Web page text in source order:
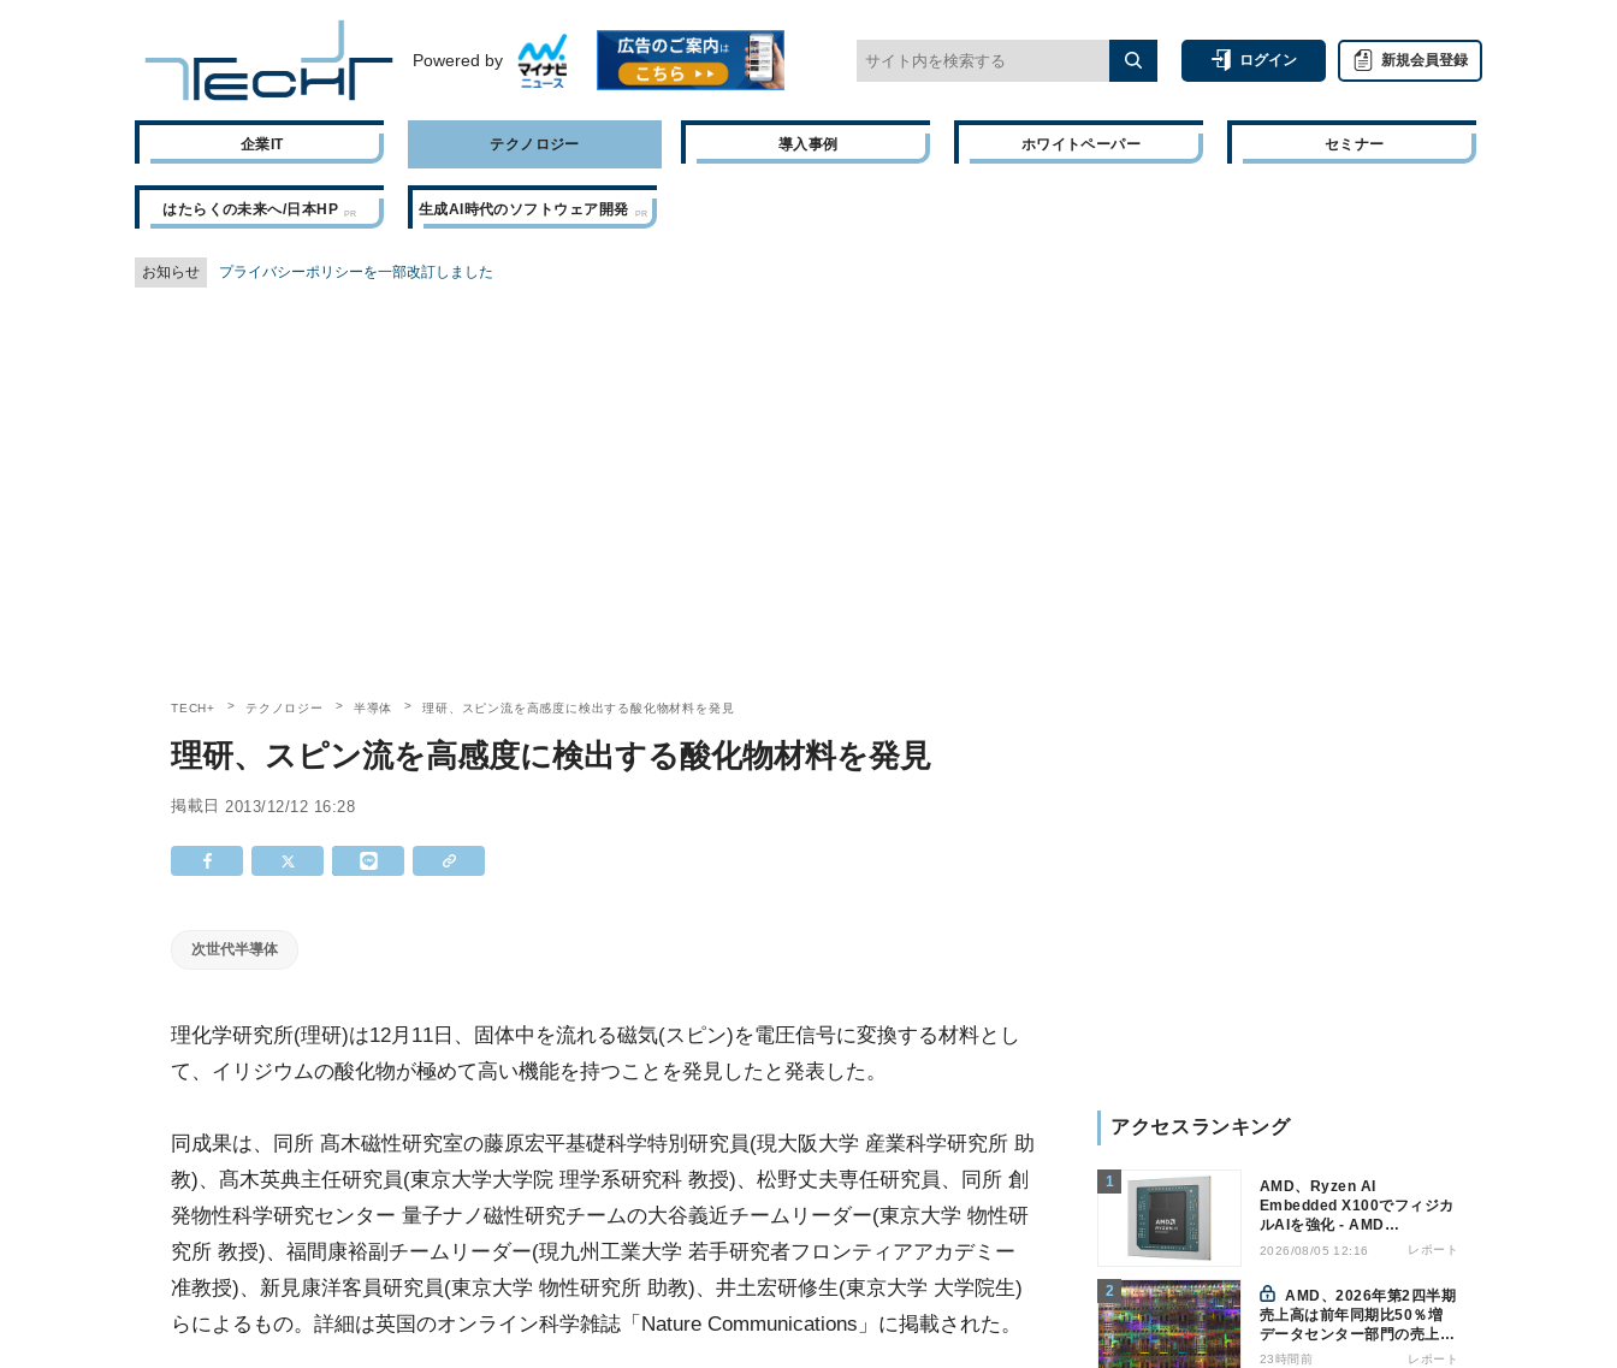
Powered by ログイン 新規会員登録
企業IT テクノロジー 導入事例 ホワイトペーパー セミナー
はたらくの未来へ/日本HP 生成AI時代のソフトウェア開発
お知らせ プライバシーポリシーを一部改訂しました
TECH+ テクノロジー 半導体 理研、スピン流を高感度に検出する酸化物材料を発見
理研、スピン流を高感度に検出する酸化物材料を発見
掲載日 2013/12/12 16:28
次世代半導体
理化学研究所(理研)は12月11日、固体中を流れる磁気(スピン)を電圧信号に変換する材料とし
て、イリジウムの酸化物が極めて高い機能を持つことを発見したと発表した。
同成果は、同所 髙木磁性研究室の藤原宏平基礎科学特別研究員(現大阪大学 産業科学研究所 助
教)、髙木英典主任研究員(東京大学大学院 理学系研究科 教授)、松野丈夫専任研究員、同所 創
発物性科学研究センター 量子ナノ磁性研究チームの大谷義近チームリーダー(東京大学 物性研
究所 教授)、福間康裕副チームリーダー(現九州工業大学 若手研究者フロンティアアカデミー
准教授)、新見康洋客員研究員(東京大学 物性研究所 助教)、井土宏研修生(東京大学 大学院生)
らによるもの。詳細は英国のオンライン科学雑誌「Nature Communications」に掲載された。
アクセスランキング
AMD、Ryzen AI
Embedded X100でフィジカ
ルAIを強化 - AMD
Advancing AI 2026
2026/08/05 12:16 レポート
AMD、2026年第2四半期
売上高は前年同期比50％増
データセンター部門の売上高
が倍増
23時間前 レポート